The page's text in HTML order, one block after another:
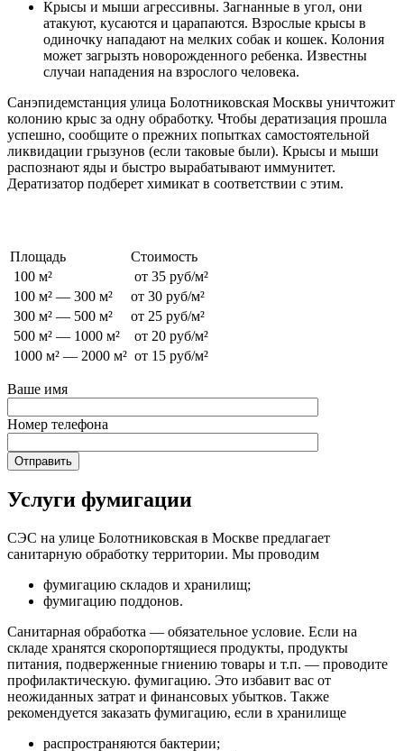
Крысы и мыши агрессивны. Загнанные в угол, они
атакуют, кусаются и царапаются. Взрослые крысы в
одиночку нападают на мелких собак и кошек. Колония
может загрызть новорожденного ребенка. Известны
случаи нападения на взрослого человека.
Санэпидемстанция улица Болотниковская Москвы уничтожит
колонию крыс за одну обработку. Чтобы дератизация прошла
успешно, сообщите о прежних попытках самостоятельной
ликвидации грызунов (если таковые были). Крысы и мыши
распознают яды и быстро вырабатывают иммунитет.
Дератизатор подберет химикат в соответствии с этим.
Площадь
Стоимость
100 м²
от 35 руб/м²
100 м² — 300 м²
от 30 руб/м²
300 м² — 500 м²
от 25 руб/м²
500 м² — 1000 м²
от 20 руб/м²
1000 м² — 2000 м² от 15 руб/м²
Ваше имя
Номер телефона
Услуги фумигации
СЭС на улице Болотниковская в Москве предлагает
санитарную обработку территории. Мы проводим
фумигацию складов и хранилищ;
фумигацию поддонов.
Санитарная обработка — обязательное условие. Если на
складе хранятся скоропортящиеся продукты, продукты
питания, подверженные гниению товары и т.п. — проводите
профилактическую. фумигацию. Это избавит вас от
неожиданных затрат и финансовых убытков. Также
рекомендуется заказать фумигацию, если в хранилище
распространяются бактерии;